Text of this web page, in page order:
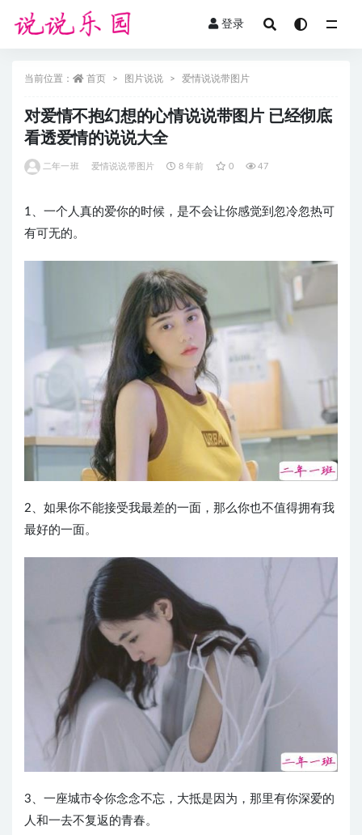
登录
当前位置： 首页 图片说说 爱情说说带图片
对爱情不抱幻想的心情说说带图片 已经彻底
看透爱情的说说大全
二年一班 爱情说说带图片 8 年前 0 47
1、一个人真的爱你的时候，是不会让你感觉到忽冷忽热可
有可无的。
2、如果你不能接受我最差的一面，那么你也不值得拥有我
最好的一面。
3、一座城市令你念念不忘，大抵是因为，那里有你深爱的
人和一去不复返的青春。